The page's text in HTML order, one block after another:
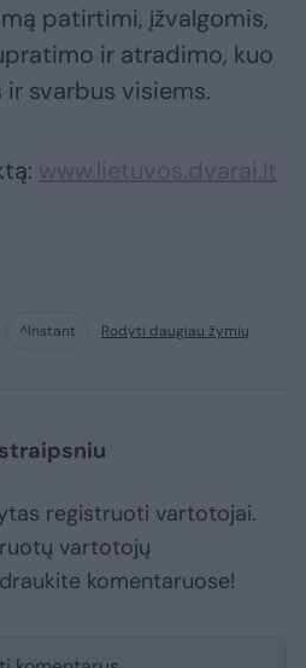
patirtimi, įžvalgomis,
ir atradimo, kuo
svarbus visiems.
www.lietuvos.dvarai.lt
^Instant Rodyti daugiau žymių
registruoti vartotojai.
vartotojų
komentaruose!